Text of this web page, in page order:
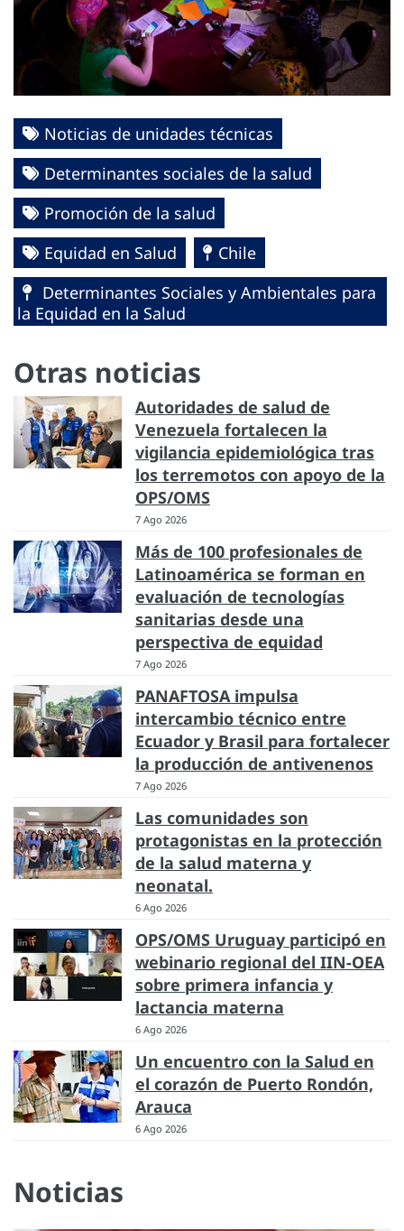
Noticias de unidades técnicas
Determinantes sociales de la salud
Promoción de la salud
Equidad en Salud
Chile
Determinantes Sociales y Ambientales para
la Equidad en la Salud
Otras noticias
Autoridades de salud de
Venezuela fortalecen la
vigilancia epidemiológica tras
los terremotos con apoyo de la
OPS/OMS
7 Ago 2026
Más de 100 profesionales de
Latinoamérica se forman en
evaluación de tecnologías
sanitarias desde una
perspectiva de equidad
7 Ago 2026
PANAFTOSA impulsa
intercambio técnico entre
Ecuador y Brasil para fortalecer
la producción de antivenenos
7 Ago 2026
Las comunidades son
protagonistas en la protección
de la salud materna y
neonatal.
6 Ago 2026
OPS/OMS Uruguay participó en
webinario regional del IIN-OEA
sobre primera infancia y
lactancia materna
6 Ago 2026
Un encuentro con la Salud en
el corazón de Puerto Rondón,
Arauca
6 Ago 2026
Noticias